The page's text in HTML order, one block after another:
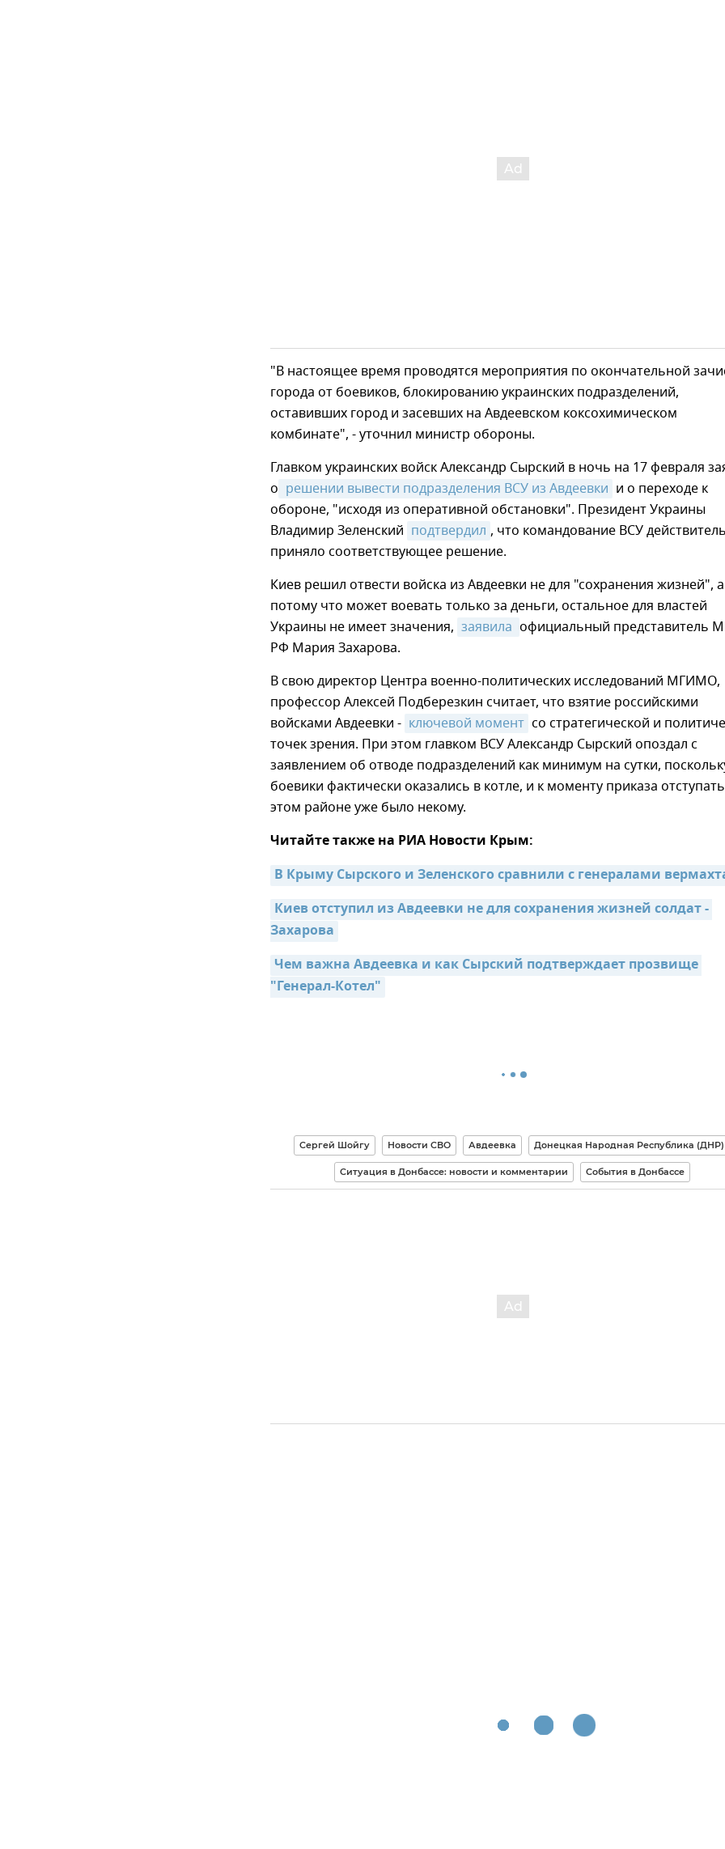
"В настоящее время проводятся мероприятия по окончательной
города от боевиков, блокированию украинских подразделений,
оставивших город и засевших на Авдеевском коксохимическом
комбинате", - уточнил министр обороны.
Главком украинских войск Александр Сырский в ночь на 17 февраля
о решении вывести подразделения ВСУ из Авдеевки и о переходе к
обороне, "исходя из оперативной обстановки". Президент Украины
Владимир Зеленский подтвердил , что командование ВСУ
приняло соответствующее решение.
Киев решил отвести войска из Авдеевки не для "сохранения жизней", а
потому что может воевать только за деньги, остальное для властей
Украины не имеет значения, заявила официальный представитель
РФ Мария Захарова.
В свою директор Центра военно-политических исследований МГИМО,
профессор Алексей Подберезкин считает, что взятие российскими
войсками Авдеевки - ключевой момент со стратегической и
точек зрения. При этом главком ВСУ Александр Сырский опоздал с
заявлением об отводе подразделений как минимум на сутки,
боевики фактически оказались в котле, и к моменту приказа
этом районе уже было некому.
Читайте также на РИА Новости Крым:
В Крыму Сырского и Зеленского сравнили с генералами
Киев отступил из Авдеевки не для сохранения жизней солдат -
Захарова
Чем важна Авдеевка и как Сырский подтверждает прозвище
"Генерал-Котел"
Сергей Шойгу Новости СВО Авдеевка Донецкая Народная Республика (ДНР)
Ситуация в Донбассе: новости и комментарии События в Донбассе